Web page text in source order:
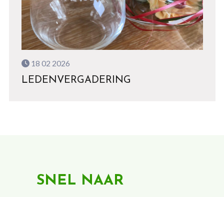
18 02 2026
LEDENVERGADERING
SNEL NAAR